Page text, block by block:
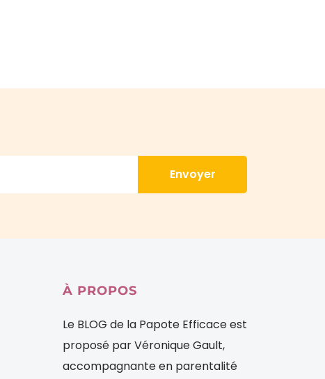
Envoyer
À PROPOS
Le BLOG de la Papote Efficace est
proposé par Véronique Gault,
accompagnante en parentalité